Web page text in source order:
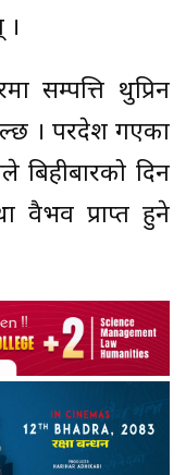
।
सम्पत्ति थुप्रिन
। परदेश गएका
बिहीबारको दिन
वैभव प्राप्त हुने